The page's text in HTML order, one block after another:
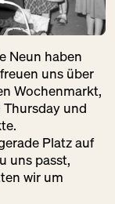
Neun haben
uns über
Wochenmarkt,
und
Platz auf
uns passt,
wir um